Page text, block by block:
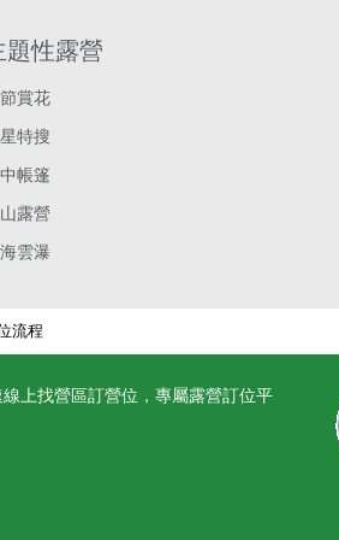
題性露營
賞花
特搜
帳篷
露營
雲瀑
流程
上找營區訂營位，專屬露營訂位平